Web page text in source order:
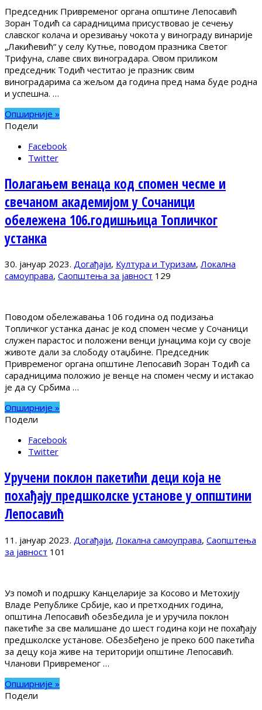
Председник Привременог органа општине Лепосавић
Зоран Тодић са сарадницима присуствовао је сечењу
славског колача и орезивању чокота у винограду винарије
„Лакићевић“ у селу Кутње, поводом празника Светог
Трифуна, славе свих виноградара. Овом приликом
председник Тодић честитао је празник свим
виноградарима са жељом да година пред нама буде родна
и успешна. …
Опширније »
Подели
Facebook
Twitter
Полагањем венаца код спомен чесме и
свечаном академијом у Сочаници
обележена 106.годишњица Топличког
устанка
30. јануар 2023. Догађаји, Култура и Туризам, Локална
самоуправа, Саопштења за јавност 129
Поводом обележавања 106 година од подизања
Топличког устанка данас је код спомен чесме у Сочаници
служен парастос и положени венци јунацима који су своје
животе дали за слободу отаџбине. Председник
Привременог органа општине Лепосавић Зоран Тодић са
сарадницима положио је венце на спомен чесму и истакао
је да су Србима …
Опширније »
Подели
Facebook
Twitter
Уручени поклон пакетићи деци која не
похађају предшколске установе у оппштини
Лепосавић
11. јануар 2023. Догађаји, Локална самоуправа, Саопштења
за јавност 101
Уз помоћ и подршку Канцеларије за Косово и Метохију
Владе Републике Србије, као и претходних година,
општина Лепосавић обезбедила је и уручила поклон
пакетиће за све малишане до шест година који не похађају
предшколске установе. Обезбеђено је преко 600 пакетића
за децу која живе на територији општине Лепосавић.
Чланови Привременог …
Опширније »
Подели